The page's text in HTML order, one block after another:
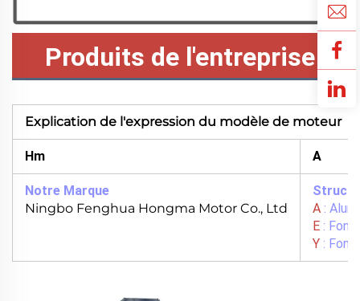
Produits de l'entreprise
Explication de l'expression du modèle de moteur
Hm A
Notre Marque
Ningbo Fenghua Hongma Motor Co., Ltd
A :
E :
Y :